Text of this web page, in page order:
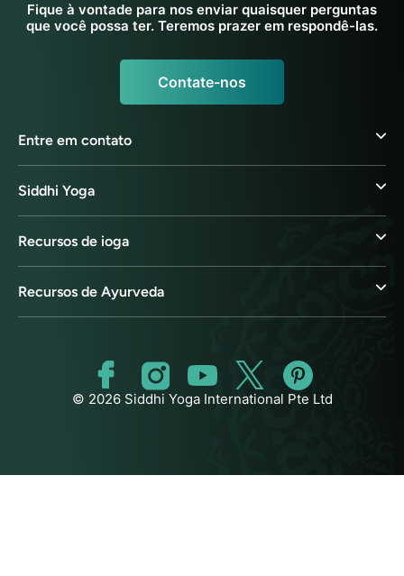
Fique à vontade para nos enviar quaisquer perguntas
que você possa ter. Teremos prazer em respondê-las.
Contate-nos
Entre em contato
Siddhi Yoga
Recursos de ioga
Recursos de Ayurveda
© 2026 Siddhi Yoga International Pte Ltd